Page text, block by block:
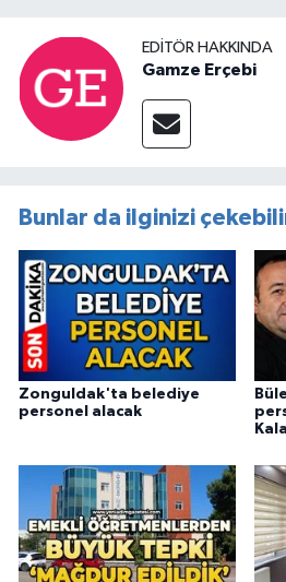
EDITÖR HAKKINDA
Gamze Erçebi
Bunlar da ilginizi
Zonguldak'ta belediye
personel alacak